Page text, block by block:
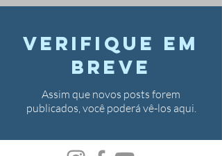
Verifique em
breve
Assim que novos posts forem
publicados, você poderá vê-los aqui.